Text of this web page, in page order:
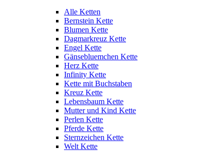
Alle Ketten
Bernstein Kette
Blumen Kette
Dagmarkreuz Kette
Engel Kette
Gänsebluemchen Kette
Herz Kette
Infinity Kette
Kette mit Buchstaben
Kreuz Kette
Lebensbaum Kette
Mutter und Kind Kette
Perlen Kette
Pferde Kette
Sternzeichen Kette
Welt Kette